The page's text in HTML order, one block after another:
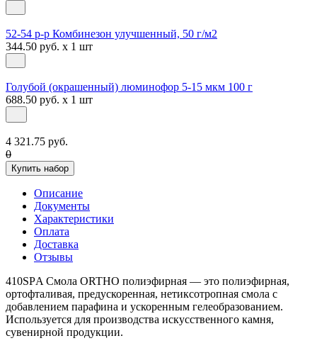
52-54 р-р Комбинезон улучшенный, 50 г/м2
344.50 руб. x 1 шт
Голубой (окрашенный) люминофор 5-15 мкм 100 г
688.50 руб. x 1 шт
4 321.75 руб.
0
Купить набор
Описание
Документы
Характеристики
Оплата
Доставка
Отзывы
410SРA Смола ORTHO полиэфирная — это полиэфирная,
ортофталивая, предускоренная, нетиксотропная смола с
добавлением парафина и ускоренным гелеобразованием.
Используется для производства искусственного камня,
сувенирной продукции.